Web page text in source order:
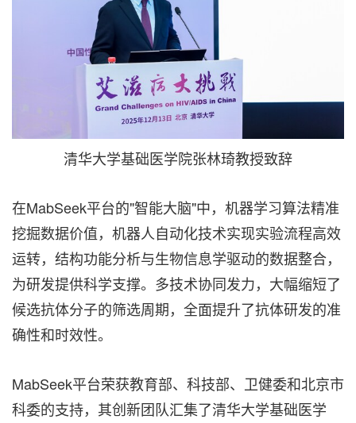
清华大学基础医学院张林琦教授致辞
在MabSeek平台的"智能大脑"中，机器学习算法精准
挖掘数据价值，机器人自动化技术实现实验流程高效
运转，结构功能分析与生物信息学驱动的数据整合，
为研发提供科学支撑。多技术协同发力，大幅缩短了
候选抗体分子的筛选周期，全面提升了抗体研发的准
确性和时效性。
MabSeek平台荣获教育部、科技部、卫健委和北京市
科委的支持，其创新团队汇集了清华大学基础医学